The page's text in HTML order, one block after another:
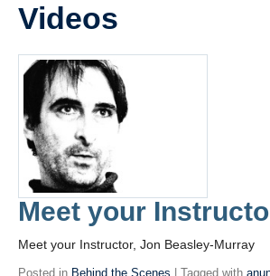
Blogs
Assessment
Playlist
Videos
Meet your
Meet your Instructor, Jon Beasley-Murray
Posted in Behind the Scenes | Tagged with